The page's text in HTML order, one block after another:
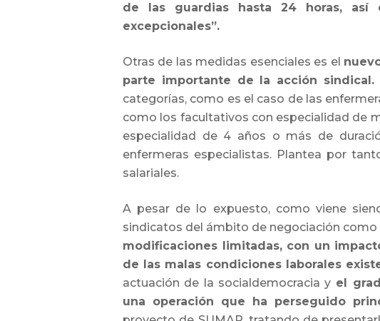
de las guardias hasta 24 horas, así
excepcionales”.
Otras de las medidas esenciales es el
parte importante de la acción sindical.
categorías, como es el caso de las
como los facultativos con especialidad de
especialidad de 4 años o más de
enfermeras especialistas. Plantea por
salariales.
A pesar de lo expuesto, como viene
sindicatos del ámbito de negociación como
modificaciones limitadas, con un
de las malas condiciones laborales
actuación de la socialdemocracia y el
una operación que ha perseguido